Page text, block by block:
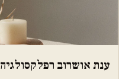
ענת אושרוב רפלקסולגיה